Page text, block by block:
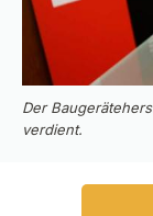
Der
verdient.